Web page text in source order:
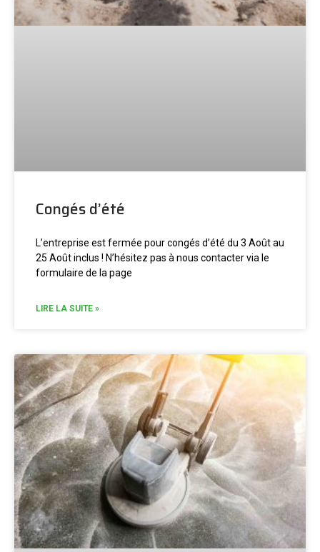
Congés d’été
L’entreprise est fermée pour congés d’été du 3 Août au
25 Août inclus ! N’hésitez pas à nous contacter via le
formulaire de la page
LIRE LA SUITE »